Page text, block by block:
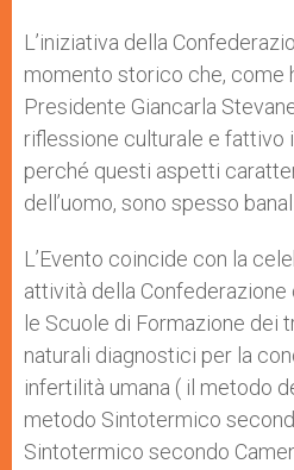
L’iniziativa della
momento storico che, come
Presidente Giancarla
riflessione culturale e fattivo
perché questi aspetti
dell’uomo, sono spesso
L’Evento coincide con la
attività della Confederazione
le Scuole di Formazione dei
naturali diagnostici per la
infertilità umana ( il metodo
metodo Sintotermico
Sintotermico secondo